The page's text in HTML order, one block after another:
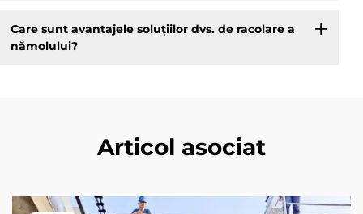
Care sunt avantajele soluțiilor dvs. de racolare a
nămolului?
Articol asociat